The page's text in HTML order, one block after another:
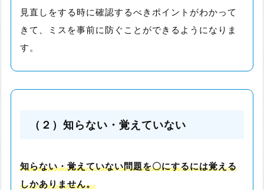
見直しをする時に確認するべきポイントがわかって
きて、ミスを事前に防ぐことができるようになりま
す。
（２）知らない・覚えていない
知らない・覚えていない問題を〇にするには覚える
しかありません。